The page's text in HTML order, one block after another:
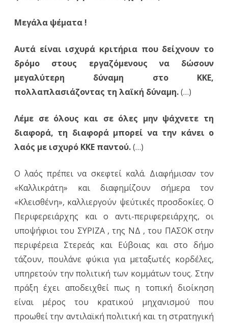
Μεγάλα ψέματα !
Αυτά είναι ισχυρά κριτήρια που δείχνουν το
δρόμο στους εργαζόμενους να δώσουν
μεγαλύτερη δύναμη στο ΚΚΕ,
πολλαπλασιάζοντας τη λαϊκή δύναμη.(…)
Λέμε σε όλους και σε όλες μην ψάχνετε τη
διαφορά, τη διαφορά μπορεί να την κάνει ο
λαός με ισχυρό ΚΚΕ παντού.(…)
Ο λαός πρέπει να σκεφτεί καλά. Διαφήμισαν τον
«Καλλικράτη» και διαφημίζουν σήμερα τον
«Κλεισθένη», καλλιεργούν ψεύτικές προσδοκίες. Ο
Περιφερειάρχης και ο αντι-περιφερειάρχης, οι
υποψήφιοι του ΣΥΡΙΖΑ , της ΝΔ , του ΠΑΣΟΚ στην
περιφέρεια Στερεάς και Εύβοιας και στο δήμο
τάζουν, πουλάνε φύκια για μεταξωτές κορδέλες,
υπηρετούν την πολιτική των κομμάτων τους. Στην
πράξη έχει αποδειχθεί πως η τοπική διοίκηση
είναι μέρος του κρατικού μηχανισμού που
προωθεί την αντιλαϊκή πολιτική και τη στρατηγική